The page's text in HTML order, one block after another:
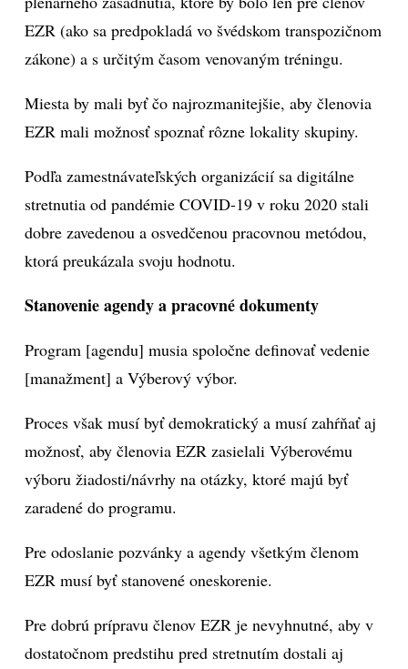
EZR (ako sa predpokladá vo švédskom transpozičnom
zákone) a s určitým časom venovaným tréningu.
Miesta by mali byť čo najrozmanitejšie, aby členovia
EZR mali možnosť spoznať rôzne lokality skupiny.
Podľa zamestnávateľských organizácií sa digitálne
stretnutia od pandémie COVID-19 v roku 2020 stali
dobre zavedenou a osvedčenou pracovnou metódou,
ktorá preukázala svoju hodnotu.
Stanovenie agendy a pracovné dokumenty
Program [agendu] musia spoločne definovať vedenie
[manažment] a Výberový výbor.
Proces však musí byť demokratický a musí zahŕňať aj
možnosť, aby členovia EZR zasielali Výberovému
výboru žiadosti/návrhy na otázky, ktoré majú byť
zaradené do programu.
Pre odoslanie pozvánky a agendy všetkým členom
EZR musí byť stanovené oneskorenie.
Pre dobrú prípravu členov EZR je nevyhnutné, aby v
dostatočnom predstihu pred stretnutím dostali aj